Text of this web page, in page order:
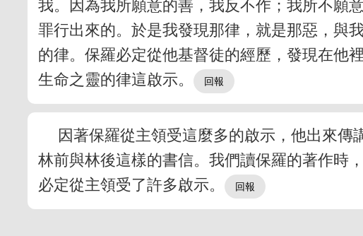
我。因為我所願意的善，我反不作；我所不願
罪行出來的。於是我發現那律，就是那惡，與
的律。保羅必定從他基督徒的經歷，發現在他
生命之靈的律這啟示。
因著保羅從主領受這麼多的啟示，他出來傳
林前與林後這樣的書信。我們讀保羅的著作時
必定從主領受了許多啟示。